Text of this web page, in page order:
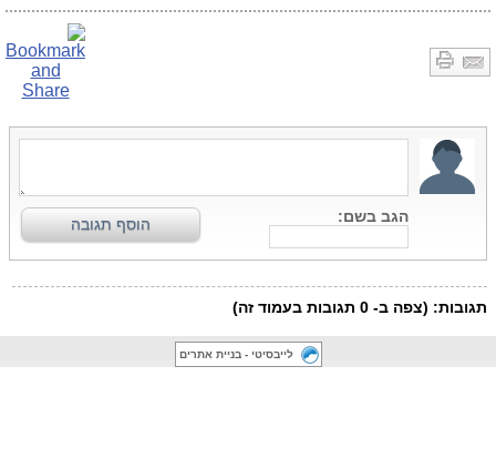
לייבסיטי - בניית אתרים